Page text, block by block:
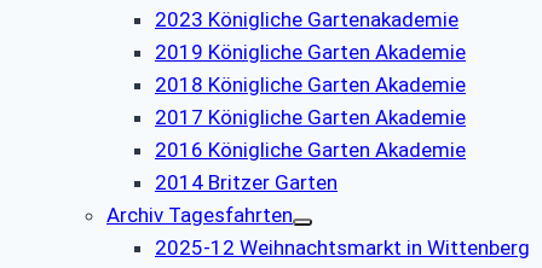
2023 Königliche Gartenakademie
2019 Königliche Garten Akademie
2018 Königliche Garten Akademie
2017 Königliche Garten Akademie
2016 Königliche Garten Akademie
2014 Britzer Garten
Archiv Tagesfahrten
2025-12 Weihnachtsmarkt in Wittenberg